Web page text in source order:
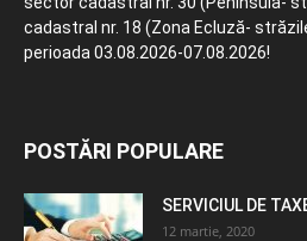
cadastral nr. 18 (Zona Ecluză-
perioada 03.08.2026-07.08.2026!
POSTĂRI POPULARE
SERVICIUL DE
12 martie, 2020